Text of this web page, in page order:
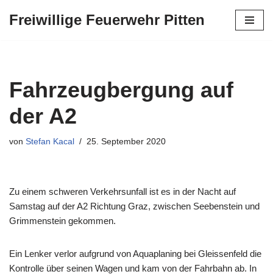
Freiwillige Feuerwehr Pitten
Fahrzeugbergung auf
der A2
von Stefan Kacal 25. September 2020
Zu einem schweren Verkehrsunfall ist es in der Nacht auf
Samstag auf der A2 Richtung Graz, zwischen Seebenstein und
Grimmenstein gekommen.
Ein Lenker verlor aufgrund von Aquaplaning bei Gleissenfeld die
Kontrolle über seinen Wagen und kam von der Fahrbahn ab. In